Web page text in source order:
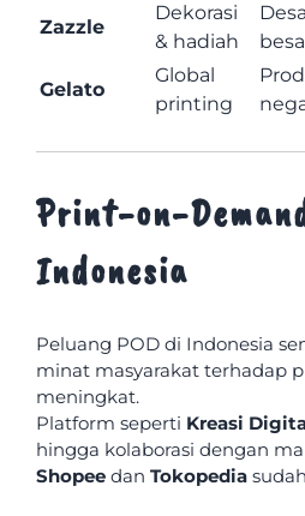
Zazzle
Dekorasi
& hadiah
Gelato
Global
printing
Print-on-
Indonesia
Peluang POD di Indonesia
minat masyarakat terhadap
meningkat.
Platform seperti Kreasi
hingga kolaborasi dengan
Shopee dan Tokopedia